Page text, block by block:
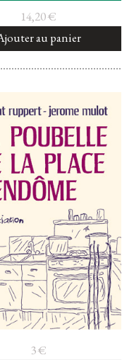
14,20€
au panier
3€